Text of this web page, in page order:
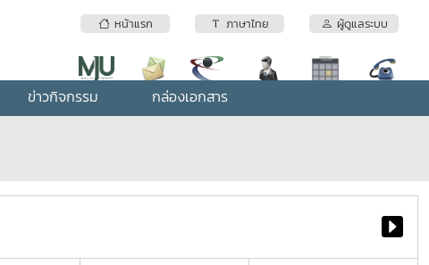
หน้าแรก ภาษาไทย ผู้ดูแลระบบ
ข่าวกิจกรรม กล่องเอกสาร